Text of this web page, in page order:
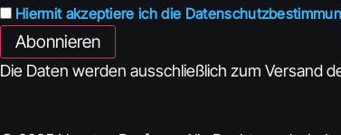
Hiermit akzeptiere ich die
Die Daten werden ausschließlich zum Versand